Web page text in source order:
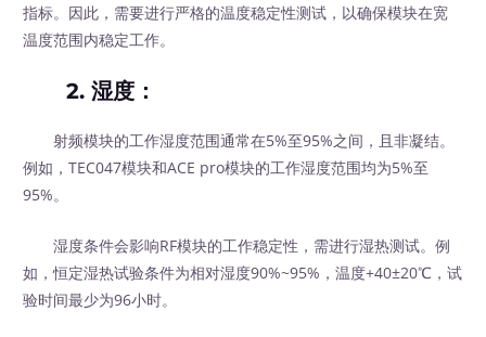
指标。因此，需要进行严格的温度稳定性测试，以确保模块在宽
温度范围内稳定工作。
2.湿度 ：
射频模块的工作湿度范围通常在5%至95%之间，且非凝结。
例如，TEC047模块和ACE pro模块的工作湿度范围均为5%至
95%。
湿度条件会影响RF模块的工作稳定性，需进行湿热测试。例
如，恒定湿热试验条件为相对湿度90%~95%，温度+40±20℃，试
验时间最少为96小时。